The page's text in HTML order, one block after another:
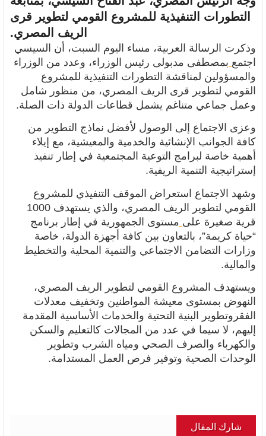
التطورات التنفيذية للمشروع القومي لتطوير قرى
الريف المصري.
وذكرت الرسالة العربية، مساء اليوم السبت، أن السيسي
اجتمع بمصطفى مدبولى رئيس الوزراء، وعدد من الوزراء
والمسؤولين لمناقشة التطورات التنفيذية للمشروع
القومي لتطوير قرى الريف المصري، من منظور شامل
وعمل جماعي متناغم يشمل قطاعات الدولة ذات الصلة.
وعزى الاجتماع إلى الوصول لأفضل نماذج التطوير من
كافة الجوانب الإنشائية والخدمية والمعيشية، مع إيلاء
أهمية خاصة لبرامج التوعية المجتمعية في إطار تنفيذ
إستراتيجية التنمية الريفية.
وشهد الاجتماع استعراض الموقف التنفيذي للمشروع
القومي لتطوير الريف المصري، والذي يستهدف 1000
قرية صغيرة على مستوى الجمهورية في إطار برنامج
“حياة كريمة”، بالتعاون بين كافة أجهزة الدولة، خاصة
وزارات التضامن الاجتماعي والتنمية المحلية والتخطيط
والمالية.
ويستهدف المشروع القومي لتطوير الريف المصري،
النهوض بمستوى معيشة المواطنين وتخفيف معدلات
الفقروتطوير البنية التحتية والخدمات الأساسية المقدمة
إليهم، لا سيما في عدد من المجالات كالتعليم والسكن
والكهرباء والصرف الصحي ومياه الشرب وتطوير
الوحدات الصحية وتوفير فرص العمل المستدامة.
شارك المقال